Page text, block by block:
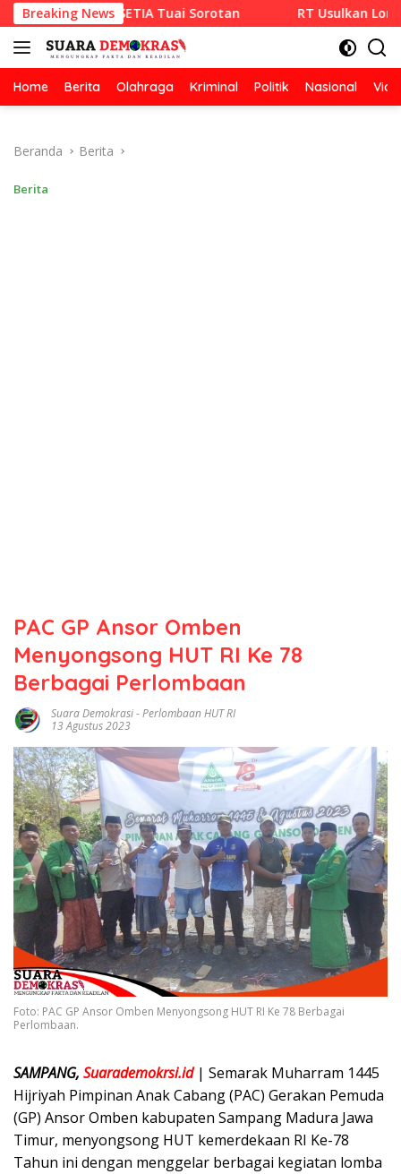
Langsung
ke
konten
Breaking News
RAZA SETIA Tuai Sorotan RT Usulkan Lomba
Home Berita Olahraga Kriminal Politik Nasional
Beranda Berita
Berita
PAC GP Ansor Omben
Menyongsong HUT RI Ke 78
Berbagai Perlombaan
Suara Demokrasi-Perlombaan HUT RI
13 Agustus 2023
Foto: PAC GP Ansor Omben Menyongsong HUT RI Ke 78 Berbagai
Perlombaan.
SAMPANG, Suarademokrsi.id| Semarak Muharram 1445
Hijriyah Pimpinan Anak Cabang (PAC) Gerakan Pemuda
(GP) Ansor Omben kabupaten Sampang Madura Jawa
Timur, menyongsong HUT kemerdekaan RI Ke-78
Tahun ini dengan menggelar berbagai kegiatan lomba